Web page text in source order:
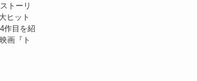
トーリ
ヒット
作目を紹
画『ト